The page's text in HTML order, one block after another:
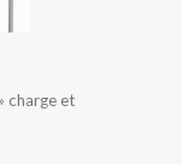
charge et